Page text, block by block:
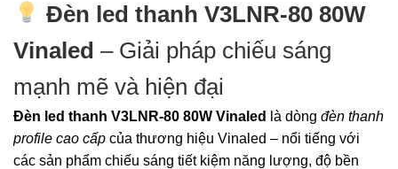
Đèn led thanh V3LNR-80 80W
Vinaled – Giải pháp chiếu sáng
mạnh mẽ và hiện đại
Đèn led thanh V3LNR-80 80W Vinaled là dòng đèn thanh
profile cao cấp của thương hiệu Vinaled – nổi tiếng với
các sản phẩm chiếu sáng tiết kiệm năng lượng, độ bền